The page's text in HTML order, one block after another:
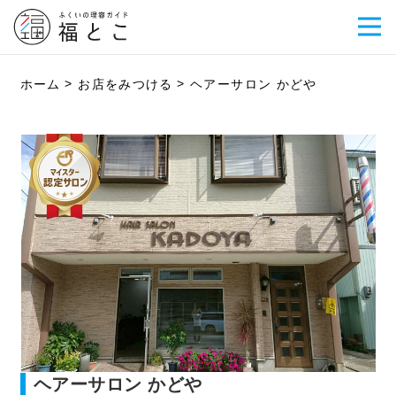
ホーム お店をみつける ヘアーサロン かどや
ヘアーサロン かどや